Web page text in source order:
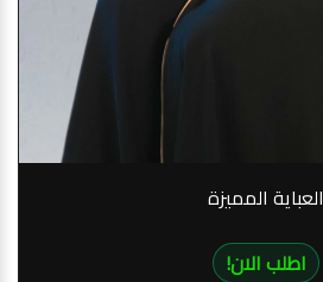
العباية المميزة
!اطلب الان